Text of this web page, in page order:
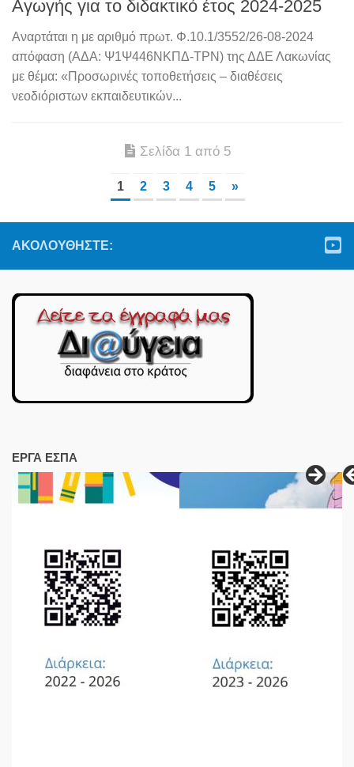
Αγωγής για το διδακτικό έτος 2024-2025
Αναρτάται η με αριθμό πρωτ. Φ.10.1/3552/26-08-2024
απόφαση (ΑΔΑ: Ψ1Ψ446ΝΚΠΔ-ΤΡΝ) της ΔΔΕ Λακωνίας
με θέμα: «Προσωρινές τοποθετήσεις – διαθέσεις
νεοδιόριστων εκπαιδευτικών...
Σελίδα 1 από 5
1 2 3 4 5 »
ΑΚΟΛΟΥΘΉΣΤΕ:
ΕΡΓΑ ΕΣΠΑ